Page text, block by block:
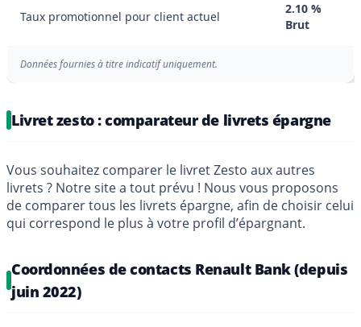
Taux promotionnel pour client actuel
2.10 %
Brut
Données fournies à titre indicatif uniquement.
Livret zesto : comparateur de livrets épargne
Vous souhaitez comparer le livret Zesto aux autres
livrets ? Notre site a tout prévu ! Nous vous proposons
de comparer tous les livrets épargne, afin de choisir celui
qui correspond le plus à votre profil d’épargnant.
Coordonnées de contacts Renault Bank (depuis
juin 2022)